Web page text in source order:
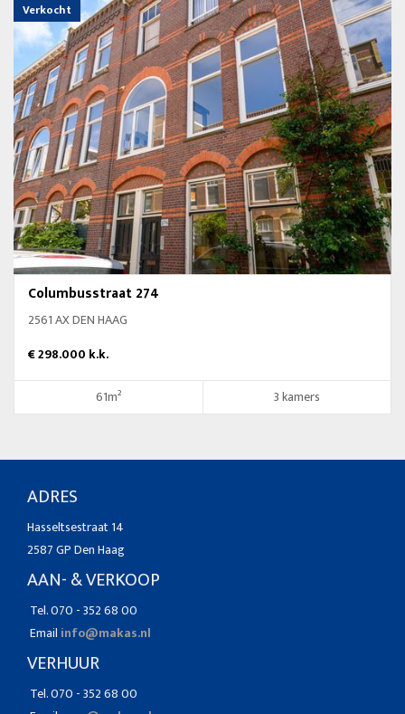
Verkocht
Columbusstraat 274
2561 AX DEN HAAG
€ 298.000 k.k.
61m² 3 kamers
ADRES
Hasseltsestraat 14
2587 GP Den Haag
AAN- & VERKOOP
Tel. 070 - 352 68 00
Email info@makas.nl
VERHUUR
Tel. 070 - 352 68 00